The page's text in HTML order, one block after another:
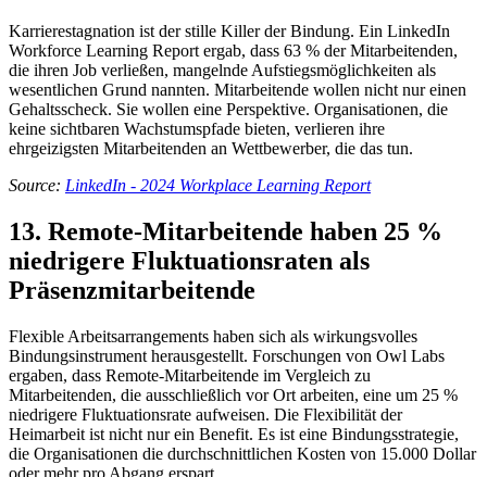
Karrierestagnation ist der stille Killer der Bindung. Ein LinkedIn
Workforce Learning Report ergab, dass 63 % der Mitarbeitenden,
die ihren Job verließen, mangelnde Aufstiegsmöglichkeiten als
wesentlichen Grund nannten. Mitarbeitende wollen nicht nur einen
Gehaltsscheck. Sie wollen eine Perspektive. Organisationen, die
keine sichtbaren Wachstumspfade bieten, verlieren ihre
ehrgeizigsten Mitarbeitenden an Wettbewerber, die das tun.
Source: LinkedIn - 2024 Workplace Learning Report
13. Remote-Mitarbeitende haben 25 %
niedrigere Fluktuationsraten als
Präsenzmitarbeitende
Flexible Arbeitsarrangements haben sich als wirkungsvolles
Bindungsinstrument herausgestellt. Forschungen von Owl Labs
ergaben, dass Remote-Mitarbeitende im Vergleich zu
Mitarbeitenden, die ausschließlich vor Ort arbeiten, eine um 25 %
niedrigere Fluktuationsrate aufweisen. Die Flexibilität der
Heimarbeit ist nicht nur ein Benefit. Es ist eine Bindungsstrategie,
die Organisationen die durchschnittlichen Kosten von 15.000 Dollar
oder mehr pro Abgang erspart.